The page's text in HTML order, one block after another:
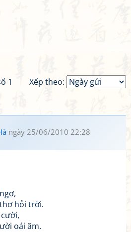
Xếp theo:
1
ngày 25/06/2010 22:28
hỏi trời.
oái ăm.